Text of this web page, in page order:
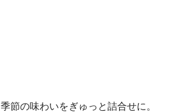
季節の味わいをぎゅっと詰合せに。